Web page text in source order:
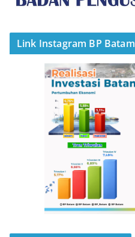
Link Instagram BP Batam